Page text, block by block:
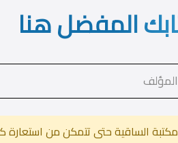
المفضل هنا
مكتبة الساقية حتى تتمكن من استعارة